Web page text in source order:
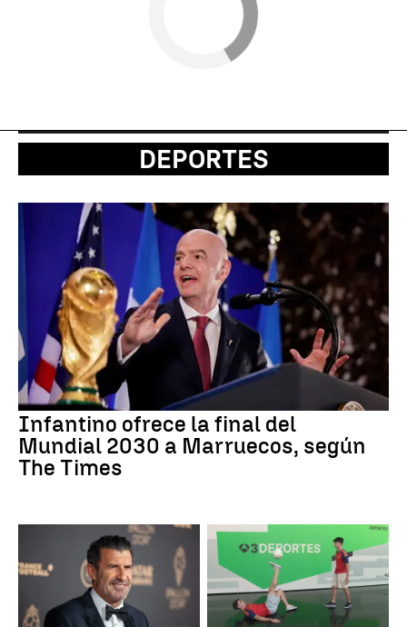
DEPORTES
Infantino ofrece la final del
Mundial 2030 a Marruecos, según
The Times